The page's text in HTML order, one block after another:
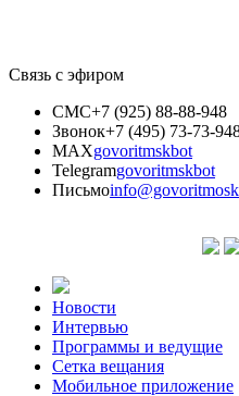
Связь с эфиром
СМС+7 (925) 88-88-948
Звонок+7 (495) 73-73-
MAXgovoritmskbot
Telegramgovoritmskbot
Письмо
Новости
Интервью
Программы и ведущие
Сетка вещания
Мобильное приложение